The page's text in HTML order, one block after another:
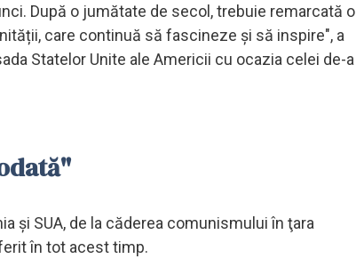
După o jumătate de secol, trebuie remarcată o
care continuă să fascineze și să inspire", a
Statelor Unite ale Americii cu ocazia celei de-a
şi SUA, de la căderea comunismului în ţara
în tot acest timp.